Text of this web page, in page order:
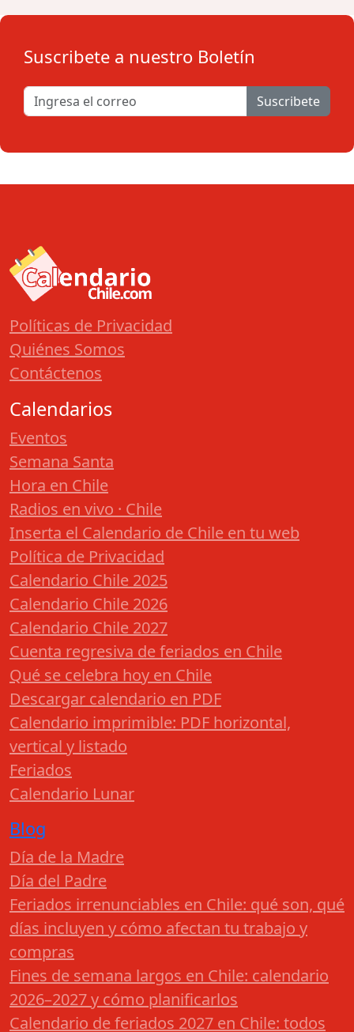
Suscribete a nuestro Boletín
Suscribete
Políticas de Privacidad
Quiénes Somos
Contáctenos
Calendarios
Eventos
Semana Santa
Hora en Chile
Radios en vivo · Chile
Inserta el Calendario de Chile en tu web
Política de Privacidad
Calendario Chile 2025
Calendario Chile 2026
Calendario Chile 2027
Cuenta regresiva de feriados en Chile
Qué se celebra hoy en Chile
Descargar calendario en PDF
Calendario imprimible: PDF horizontal,
vertical y listado
Feriados
Calendario Lunar
Blog
Día de la Madre
Día del Padre
Feriados irrenunciables en Chile: qué son, qué
días incluyen y cómo afectan tu trabajo y
compras
Fines de semana largos en Chile: calendario
2026–2027 y cómo planificarlos
Calendario de feriados 2027 en Chile: todos